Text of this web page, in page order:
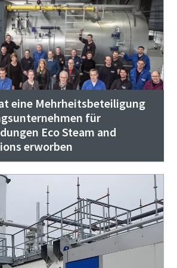
eine Mehrheitsbeteiligung
für
Eco Steam and
erworben